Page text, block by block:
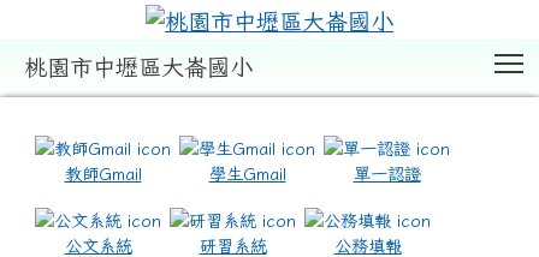
桃園市中壢區大崙國小
教師Gmail 學生Gmail 單一認證
公文系統 研習系統 公務填報